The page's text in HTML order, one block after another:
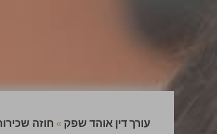
עורך דין אוהד שפק » חוזה